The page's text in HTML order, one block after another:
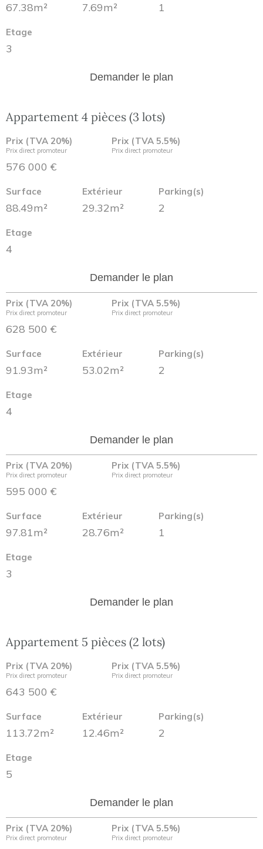
67.38m² 7.69m² 1
Etage
3
Demander le plan
Appartement 4 pièces (3 lots)
Prix (TVA 20%)
Prix direct promoteur
576 000 €
Prix (TVA 5.5%)
Prix direct promoteur
Surface
88.49m²
Extérieur
29.32m²
Parking(s)
2
Etage
4
Demander le plan
Prix (TVA 20%)
Prix direct promoteur
628 500 €
Prix (TVA 5.5%)
Prix direct promoteur
Surface
91.93m²
Extérieur
53.02m²
Parking(s)
2
Etage
4
Demander le plan
Prix (TVA 20%)
Prix direct promoteur
595 000 €
Prix (TVA 5.5%)
Prix direct promoteur
Surface
97.81m²
Extérieur
28.76m²
Parking(s)
1
Etage
3
Demander le plan
Appartement 5 pièces (2 lots)
Prix (TVA 20%)
Prix direct promoteur
643 500 €
Prix (TVA 5.5%)
Prix direct promoteur
Surface
113.72m²
Extérieur
12.46m²
Parking(s)
2
Etage
5
Demander le plan
Prix (TVA 20%)
Prix direct promoteur
Prix (TVA 5.5%)
Prix direct promoteur